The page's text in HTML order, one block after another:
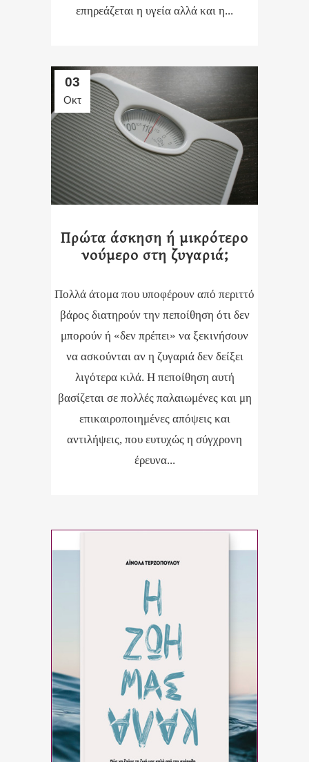
επηρεάζεται η υγεία αλλά και η...
03
Οκτ
Πρώτα άσκηση ή μικρότερο
νούμερο στη ζυγαριά;
Πολλά άτομα που υποφέρουν από περιττό
βάρος διατηρούν την πεποίθηση ότι δεν
μπορούν ή «δεν πρέπει» να ξεκινήσουν
να ασκούνται αν η ζυγαριά δεν δείξει
λιγότερα κιλά. Η πεποίθηση αυτή
βασίζεται σε πολλές παλαιωμένες και μη
επικαιροποιημένες απόψεις και
αντιλήψεις, που ευτυχώς η σύγχρονη
έρευνα...